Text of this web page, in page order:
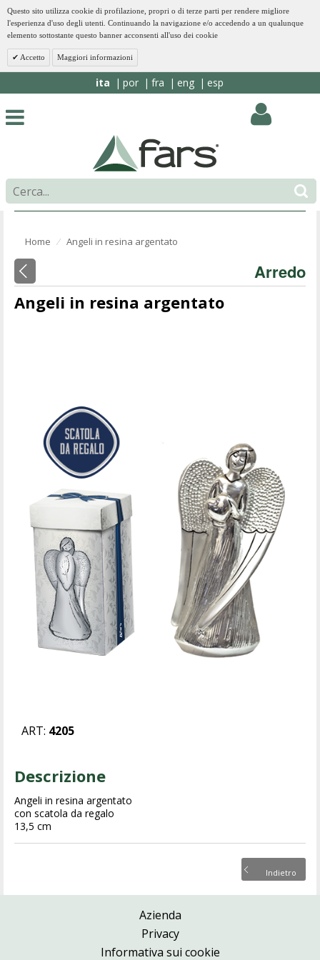
Questo sito utilizza cookie di profilazione, propri o di terze parti per rendere migliore
l'esperienza d'uso degli utenti. Continuando la navigazione e/o accedendo a un qualunque
elemento sottostante questo banner acconsenti all'uso dei cookie
Accetto Maggiori informazioni
ita por fra eng esp
Home ⁄ Angeli in resina argentato
Arredo
Angeli in resina argentato
ART: 4205
Descrizione
Angeli in resina argentato
con scatola da regalo
13,5 cm
Indietro
Azienda
Privacy
Informativa sui cookie